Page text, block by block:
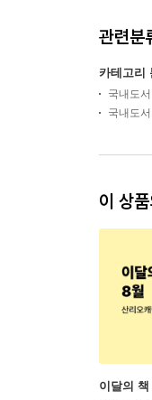
관련분
카테고리
국내도서
국내도서
이 상
이달의